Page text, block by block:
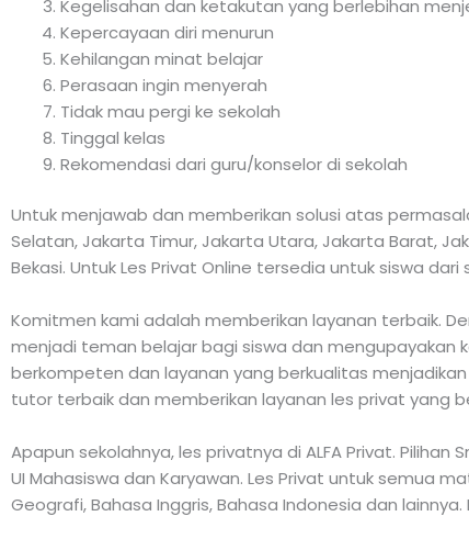
Kegelisahan dan ketakutan yang berlebihan
Kepercayaan diri menurun
Kehilangan minat belajar
Perasaan ingin menyerah
Tidak mau pergi ke sekolah
Tinggal kelas
Rekomendasi dari guru/konselor di sekolah
Untuk menjawab dan memberikan solusi atas
Selatan, Jakarta Timur, Jakarta Utara, Jakarta Barat,
Bekasi. Untuk Les Privat Online tersedia untuk siswa dari
Komitmen kami adalah memberikan layanan terbaik.
menjadi teman belajar bagi siswa dan mengupayakan
berkompeten dan layanan yang berkualitas
tutor terbaik dan memberikan layanan les privat yang
Apapun sekolahnya, les privatnya di ALFA Privat. Pilihan
UI Mahasiswa dan Karyawan. Les Privat untuk semua
Geografi, Bahasa Inggris, Bahasa Indonesia dan